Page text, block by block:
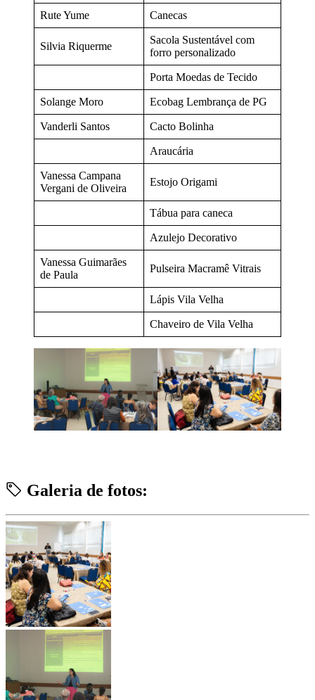
Rute Yume Canecas
Silvia Riquerme
Sacola Sustentável com
forro personalizado
Porta Moedas de Tecido
Solange Moro Ecobag Lembrança de PG
Vanderli Santos Cacto Bolinha
Araucária
Vanessa Campana
Vergani de Oliveira
Estojo Origami
Tábua para caneca
Azulejo Decorativo
Vanessa Guimarães
de Paula
Pulseira Macramê Vitrais
Lápis Vila Velha
Chaveiro de Vila Velha
Galeria de fotos: